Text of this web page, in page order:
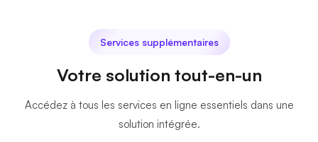
Services supplémentaires
Votre solution tout-en-un
Accédez à tous les services en ligne essentiels dans une
solution intégrée.